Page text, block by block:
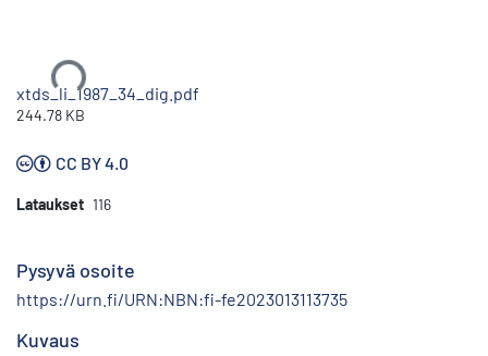
Ladataan...
xtds_li_1987_34_dig.pdf
244.78 KB
CC BY 4.0
Lataukset 116
Pysyvä osoite
https://urn.fi/URN:NBN:fi-fe2023013113735
Kuvaus